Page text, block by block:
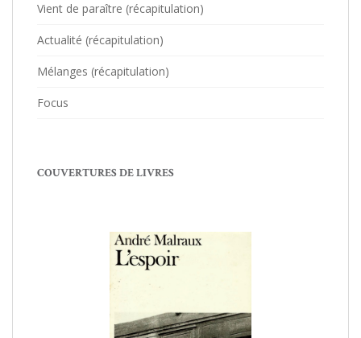
Vient de paraître (récapitulation)
Actualité (récapitulation)
Mélanges (récapitulation)
Focus
COUVERTURES DE LIVRES